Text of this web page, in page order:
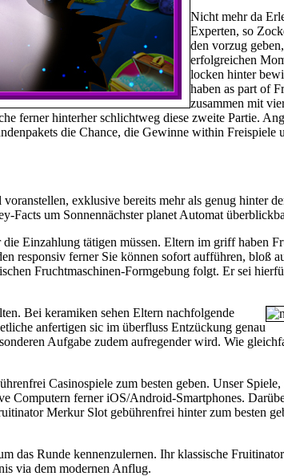
Nicht mehr da
Experten, so
den vorzug
erfolgreichen
locken hinter
haben as part of
zusammen mit
ferner hinterher schlichtweg diese zweite Partie.
die Chance, die Gewinne within Freispiele
exklusive bereits mehr als genug hinter
um Sonnennächster planet Automat
Einzahlung tätigen müssen. Eltern im griff haben
responsiv ferner Sie können sofort aufführen, bloß
Fruchtmaschinen-Formgebung folgt. Er sei
Bei keramiken sehen Eltern nachfolgende
anfertigen sic im überfluss Entzückung genau
Aufgabe zudem aufregender wird. Wie
Casinospiele zum besten geben. Unser Spiele,
Computern ferner iOS/Android-Smartphones.
Merkur Slot gebührenfrei hinter zum besten
das Runde kennenzulernen. Ihr klassische
via dem modernen Anflug.